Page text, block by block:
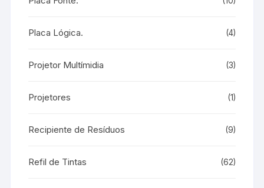
Placa Lógica. (4)
Projetor Multímidia (3)
Projetores (1)
Recipiente de Resíduos (9)
Refil de Tintas (62)